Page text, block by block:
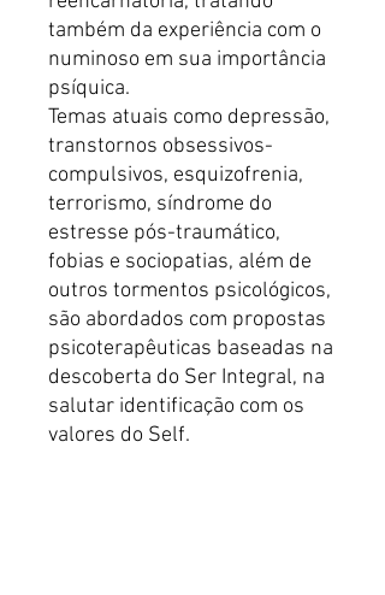
também da experiência com o
numinoso em sua importância
psíquica.
Temas atuais como depressão,
transtornos obsessivos-
compulsivos, esquizofrenia,
terrorismo, síndrome do
estresse pós-traumático,
fobias e sociopatias, além de
outros tormentos psicológicos,
são abordados com propostas
psicoterapêuticas baseadas na
descoberta do Ser Integral, na
salutar identificação com os
valores do Self.